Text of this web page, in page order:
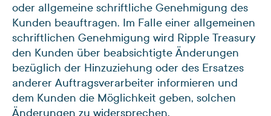
oder allgemeine schriftliche Genehmigung des
Kunden beauftragen. Im Falle einer allgemeinen
schriftlichen Genehmigung wird Ripple Treasury
den Kunden über beabsichtigte Änderungen
bezüglich der Hinzuziehung oder des Ersatzes
anderer Auftragsverarbeiter informieren und
dem Kunden die Möglichkeit geben, solchen
Änderungen zu widersprechen.